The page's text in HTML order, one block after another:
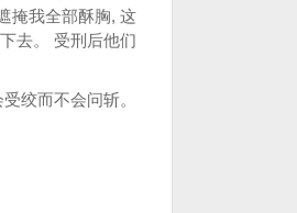
掩我全部酥胸, 这
去。 受刑后他们
绞而不会问斩。